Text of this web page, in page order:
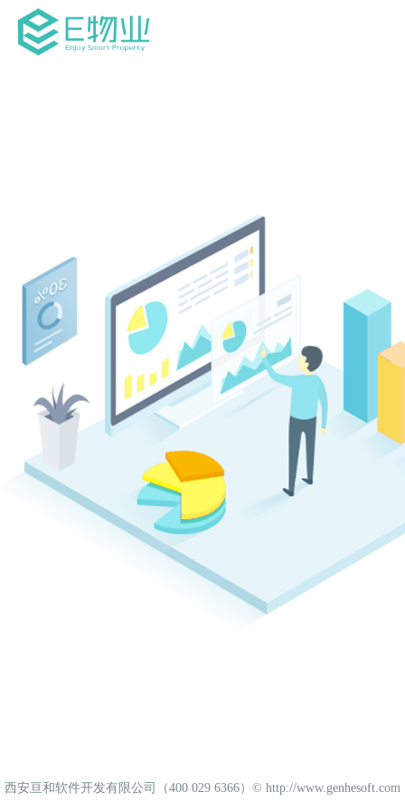
西安亘和软件开发有限公司（400 029 6366）© http://www.genhesoft.com